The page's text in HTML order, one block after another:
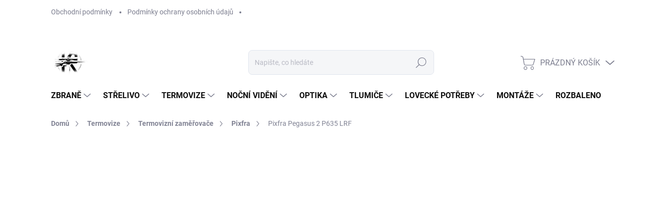
Obchodní podmínky Podmínky ochrany osobních údajů
Hledat
NÁKUPNÍ
PRÁZDNÝ KOŠÍK
ZBRANĚ STŘELIVO TERMOVIZE NOČNÍ VIDĚNÍ OPTIKA TLUMIČE LOVECKÉ POTŘEBY MONTÁŽE ROZBALENO
Domů Termovize Termovizní zaměřovače Pixfra Pixfra Pegasus 2 P635 LRF